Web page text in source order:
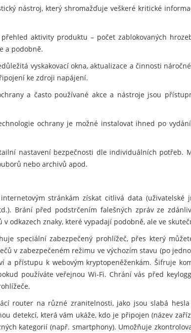
nástroj, který shromažďuje veškeré kritické
aktivity produktu – počet zablokovaných
a podobně.
vyskakovací okna, aktualizace a činnosti
ke zdroji napájení.
a často používané akce a nástroje jsou
ochrany je možné instalovat ihned po
nastavení bezpečnosti dle individuálních potřeb.
nebo archivů apod.
stránkám získat citlivá data
Brání před podstrčením falešných zpráv ze
odkazech znaky, které vypadají podobně, ale ve
speciální zabezpečený prohlížeč, přes který
v zabezpečeném režimu ve výchozím stavu (po
a přístupu k webovým kryptopeněženkám. Šifruje
používáte veřejnou Wi-Fi. Chrání vás před
router na různé zranitelnosti, jako jsou slabá
detekcí, která vám ukáže, kdo je připojen (název
kategorií (např. smartphony). Umožňuje